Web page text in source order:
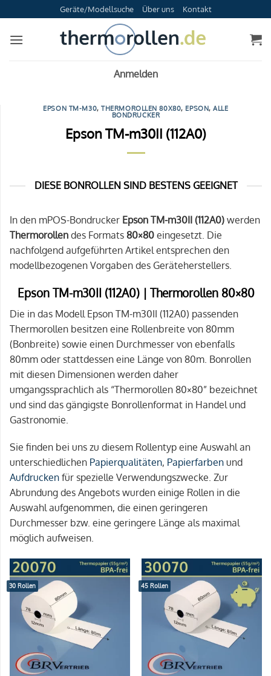
Inhalt
springen
Geräte/Modellsuche Über uns Kontakt
Anmelden
EPSON TM-M30,THERMOROLLEN 80X80, EPSON,ALLE
BONDRUCKER
Epson TM-m30II (112A0)
DIESE BONROLLEN SIND BESTENS GEEIGNET
In den mPOS-Bondrucker Epson TM-m30II (112A0) werden
Thermorollen des Formats 80×80 eingesetzt. Die
nachfolgend aufgeführten Artikel entsprechen den
modellbezogenen Vorgaben des Geräteherstellers.
Epson TM-m30II (112A0) | Thermorollen 80×80
Die in das Modell Epson TM-m30II (112A0) passenden
Thermorollen besitzen eine Rollenbreite von 80mm
(Bonbreite) sowie einen Durchmesser von ebenfalls
80mm oder stattdessen eine Länge von 80m. Bonrollen
mit diesen Dimensionen werden daher
umgangssprachlich als “Thermorollen 80×80” bezeichnet
und sind das gängigste Bonrollenformat in Handel und
Gastronomie.
Sie finden bei uns zu diesem Rollentyp eine Auswahl an
unterschiedlichen Papierqualitäten, Papierfarben und
Aufdrucken für spezielle Verwendungszwecke. Zur
Abrundung des Angebots wurden einige Rollen in die
Auswahl aufgenommen, die einen geringeren
Durchmesser bzw. eine geringere Länge als maximal
möglich aufweisen.
30 Rollen 45 Rollen